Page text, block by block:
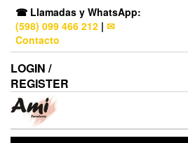
☎ Llamadas y WhatsApp:
(598) 099 466 212 | ✉
Contacto
LOGIN /
REGISTER